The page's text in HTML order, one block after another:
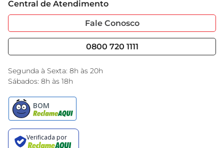
Sobre Privacidade
Portal do Fornecedo
Nossas Lojas
Garantia Estendida
Serviços
Black Friday
Encarte do Dia
Central de Atendimento
Fale Conosco
0800 720 1111
Segunda à Sexta: 8h às 20h
Sábados: 8h às 18h